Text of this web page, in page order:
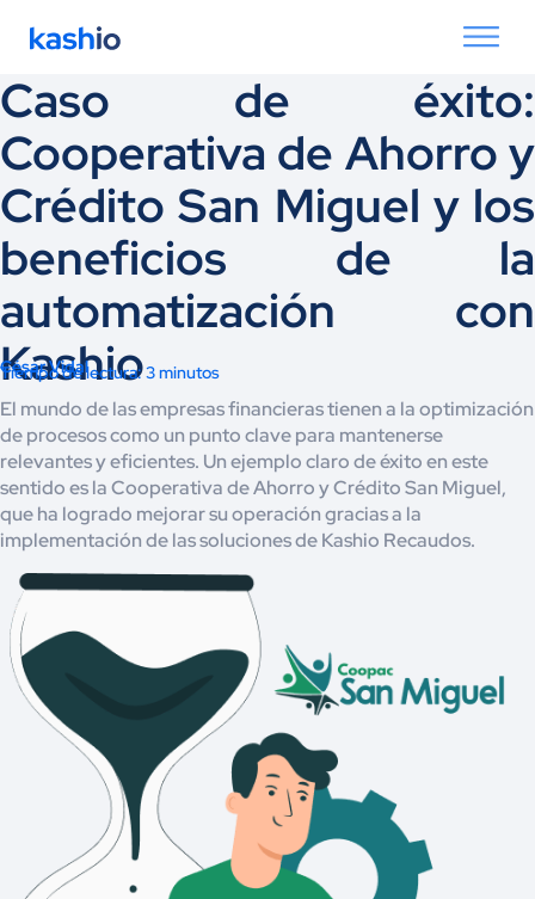
Caso de éxito:
Cooperativa de Ahorro y
Crédito San Miguel y los
beneficios de la
automatización con
Kashio
Tiempo de lectura: 3 minutos
César Vidal
El mundo de las empresas financieras tienen a la optimización
de procesos como un punto clave para mantenerse
relevantes y eficientes. Un ejemplo claro de éxito en este
sentido es la Cooperativa de Ahorro y Crédito San Miguel,
que ha logrado mejorar su operación gracias a la
implementación de las soluciones de Kashio Recaudos.